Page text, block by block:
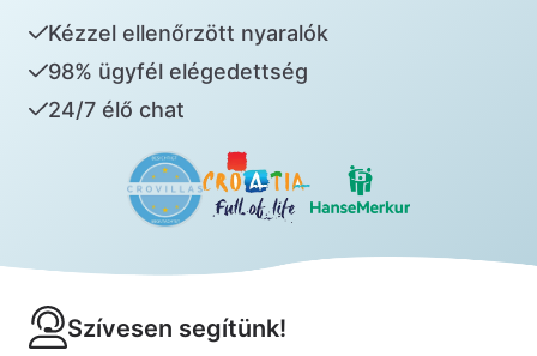
Kézzel ellenőrzött nyaralók
98% ügyfél elégedettség
24/7 élő chat
Szívesen segítünk!